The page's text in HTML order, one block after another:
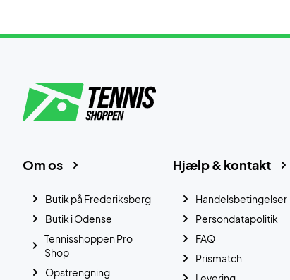
Hjælp & kontakt
Handelsbetingelser
Persondatapolitik
FAQ
Prismatch
Om os
Butik på Frederiksberg
Butik i Odense
Tennisshoppen Pro
Shop
Opstrengning